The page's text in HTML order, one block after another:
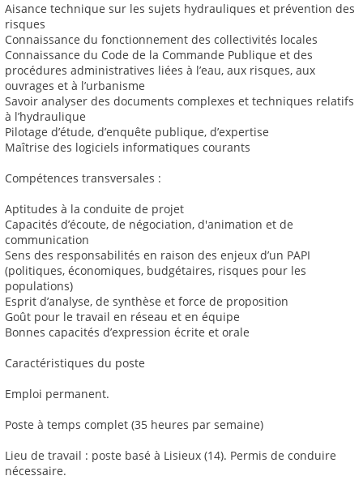
Aisance technique sur les sujets hydrauliques et prévention des
risques
Connaissance du fonctionnement des collectivités locales
Connaissance du Code de la Commande Publique et des
procédures administratives liées à l’eau, aux risques, aux
ouvrages et à l’urbanisme
Savoir analyser des documents complexes et techniques relatifs
à l’hydraulique
Pilotage d’étude, d’enquête publique, d’expertise
Maîtrise des logiciels informatiques courants
Compétences transversales :
Aptitudes à la conduite de projet
Capacités d’écoute, de négociation, d'animation et de
communication
Sens des responsabilités en raison des enjeux d’un PAPI
(politiques, économiques, budgétaires, risques pour les
populations)
Esprit d’analyse, de synthèse et force de proposition
Goût pour le travail en réseau et en équipe
Bonnes capacités d’expression écrite et orale
Caractéristiques du poste
Emploi permanent.
Poste à temps complet (35 heures par semaine)
Lieu de travail : poste basé à Lisieux (14). Permis de conduire
nécessaire.